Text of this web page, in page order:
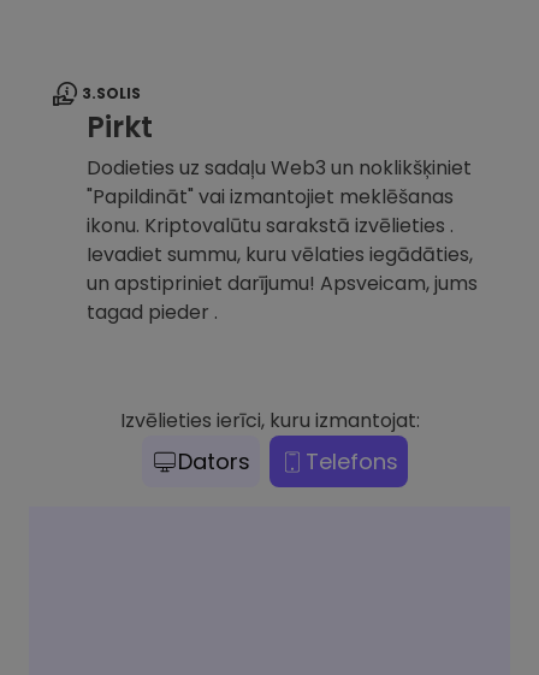
3.SOLIS
Pirkt
Dodieties uz sadaļu Web3 un noklikšķiniet
"Papildināt" vai izmantojiet meklēšanas
ikonu. Kriptovalūtu sarakstā izvēlieties .
Ievadiet summu, kuru vēlaties iegādāties,
un apstipriniet darījumu! Apsveicam, jums
tagad pieder .
Izvēlieties ierīci, kuru izmantojat:
Dators Telefons